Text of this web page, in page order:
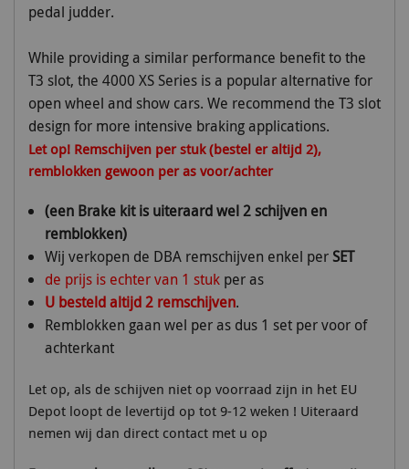
pedal judder.
While providing a similar performance benefit to the
T3 slot, the 4000 XS Series is a popular alternative for
open wheel and show cars. We recommend the T3 slot
design for more intensive braking applications.
Let op! Remschijven per stuk (bestel er altijd 2),
remblokken gewoon per as voor/achter
(een Brake kit is uiteraard wel 2 schijven en
remblokken)
Wij verkopen de DBA remschijven enkel per SET
de prijs is echter van 1 stukper as
U besteld altijd 2 remschijven.
Remblokken gaan wel per as dus 1 set per voor of
achterkant
Let op, als de schijven niet op voorraad zijn in het EU
Depot loopt de levertijd op tot 9-12 weken ! Uiteraard
nemen wij dan direct contact met u op